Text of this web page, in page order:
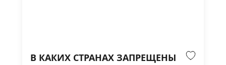
В КАКИХ СТРАНАХ ЗАПРЕЩЕНЫ